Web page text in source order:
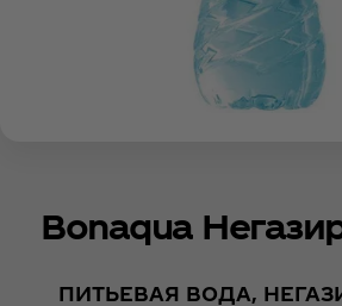
Bonaqua
ПИТЬЕВАЯ ВОДА,